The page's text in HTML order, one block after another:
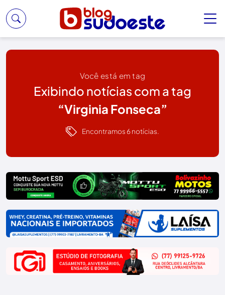
Você está em tag
Exibindo notícias com a tag
“Virginia Fonseca”
Encontramos 6 notícias.